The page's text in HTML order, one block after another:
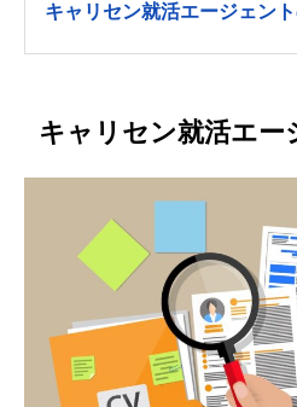
キャリセン就活エージェン
キャリセン就活エー